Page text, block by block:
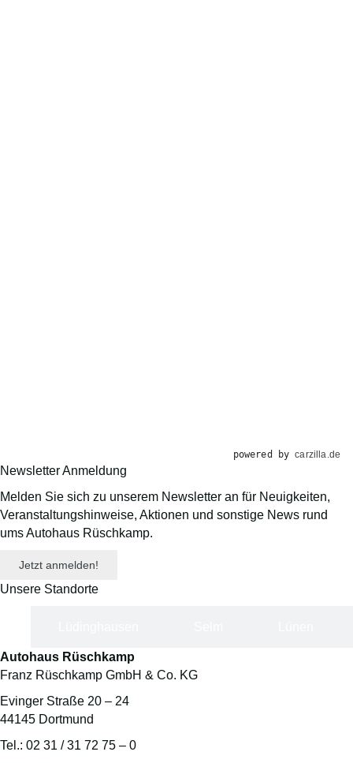
powered by carzilla.de
Newsletter Anmeldung
Melden Sie sich zu unserem Newsletter an für Neuigkeiten,
Veranstaltungs­hinweise, Aktionen und sonstige News rund
ums Autohaus Rüschkamp.
Jetzt anmelden!
Unsere Standorte
Autohaus Rüschkamp
Franz Rüschkamp GmbH & Co. KG
Evinger Straße 20 – 24
44145 Dortmund
Tel.: 02 31 / 31 72 75 – 0